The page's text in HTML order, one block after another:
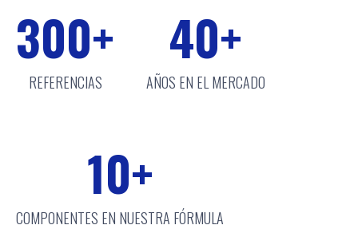
300+
REFERENCIAS
40+
AÑOS EN EL MERCADO
10+
COMPONENTES EN NUESTRA FÓRMULA